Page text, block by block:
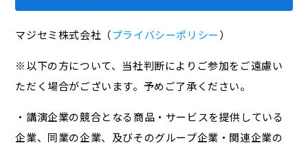
マジセミ株式会社（プライバシーポリシー）
※以下の方について、当社判断によりご参加をご遠慮い
ただく場合がございます。予めご了承ください。
・講演企業の競合となる商品・サービスを提供している
企業、同業の企業、及びそのグループ企業・関連企業の